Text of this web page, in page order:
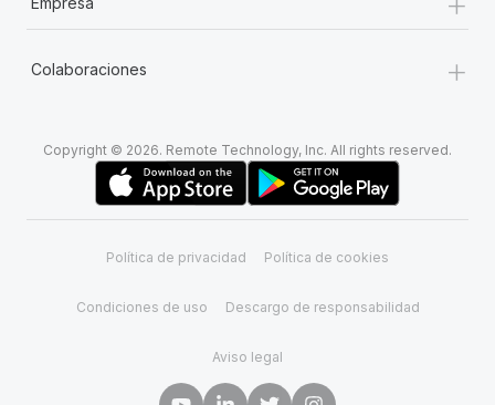
Colaboraciones +
Copyright © 2026. Remote Technology, Inc. All rights reserved.
Política de privacidad Política de cookies
Condiciones de uso Descargo de responsabilidad
Aviso legal